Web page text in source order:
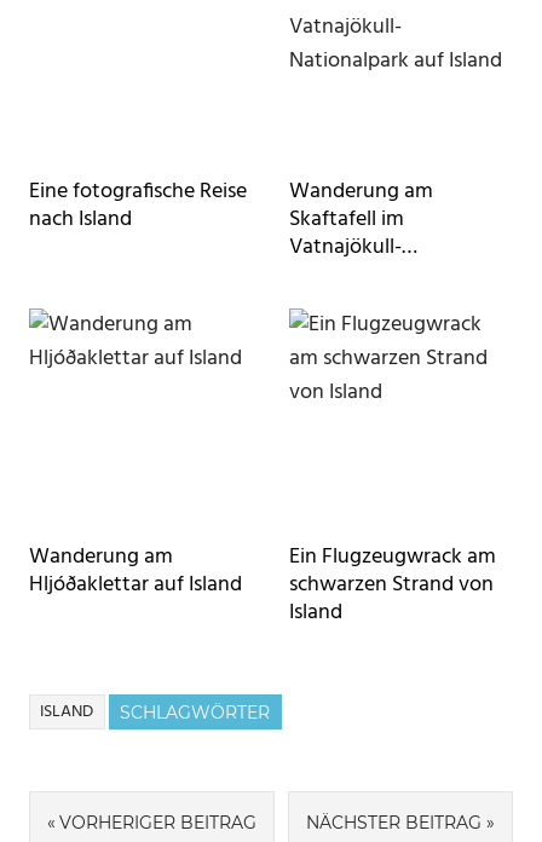
Eine fotografische Reise
nach Island
Wanderung am
Skaftafell im
Vatnajökull-
Wanderung am
Hljóðaklettar auf Island
Ein Flugzeugwrack am
schwarzen Strand von
Island
SCHLAGWÖRTER
ISLAND
Beitragsnavigation
VORHERIGER BEITRAG NÄCHSTER BEITRAG